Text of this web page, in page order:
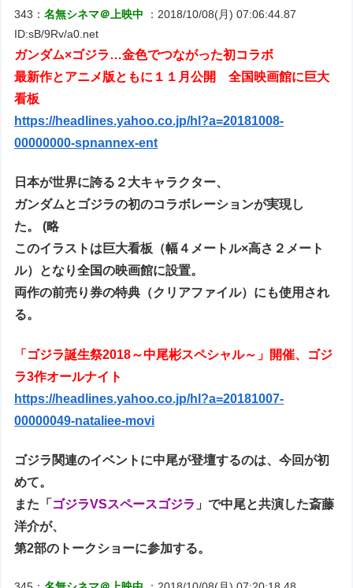
343：名無シネマ＠上映中
：2018/10/08(月) 07:06:44.87
ID:sB/9Rv/a0.net
ガンダム×ゴジラ…金色でつながった初コラボ
最新作とアニメ版ともに１１月公開 全国映画館に巨大
看板
https://headlines.yahoo.co.jp/hl?a=20181008-
00000000-spnannex-ent
日本が世界に誇る２大キャラクター、
ガンダムとゴジラの初のコラボレーションが実現し
た。 (略
このイラストは巨大看板（幅４メートル×高さ２メート
ル）となり全国の映画館に設置。
両作の前売り券の特典（クリアファイル）にも使用され
る。
「ゴジラ誕生祭2018～中尾彬スペシャル～」開催、ゴジ
ラ3作オールナイト
https://headlines.yahoo.co.jp/hl?a=20181007-
00000049-nataliee-movi
ゴジラ関連のイベントに中尾が登壇するのは、今回が初
めて。
また「 ゴジラVSスペースゴジラ 」で中尾と共演した斎藤
洋介が、
第2部のトークショーに参加する。